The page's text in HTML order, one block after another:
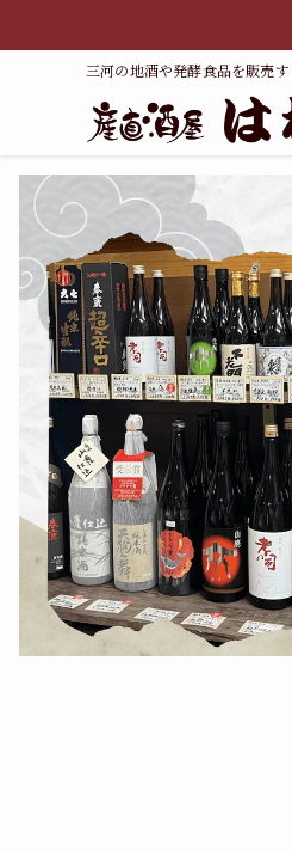
三河の地酒や発酵食品を販売